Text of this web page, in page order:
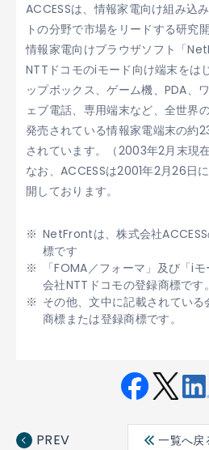
ACCESSは、情報家電向け組み込
トの分野で市場をリードする研究
情報家電向けブラウザソフト「
NTTドコモのiモード向け端末をは
ップボックス、ゲーム機、PDA、
ェブ電話、専用端末など、全世界
発売されている情報家電端末の約
されています。（2003年2月末現在
なお、ACCESSは2001年2月26日
開しております。
NetFrontは、株式会社
標です
「FOMA／フォーマ」及び「i
会社NTTドコモの登録商標です。
その他、文中に記載されてい
商標または登録商標です。
ebo ter
edin
PREV 一覧へ戻